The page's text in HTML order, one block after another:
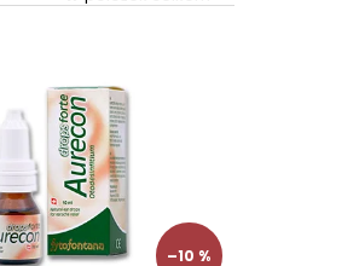
–10 %